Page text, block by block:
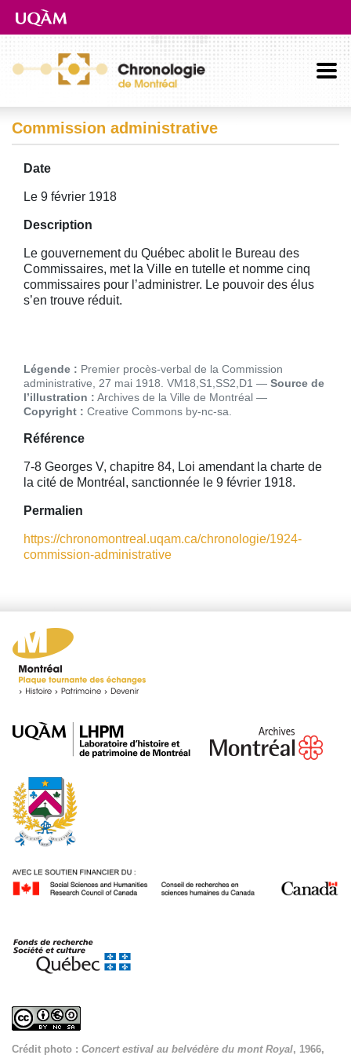
Aller directement au contenu principal
Commission administrative
Date
Le 9 février 1918
Description
Le gouvernement du Québec abolit le Bureau des
Commissaires, met la Ville en tutelle et nomme cinq
commissaires pour l’administrer. Le pouvoir des élus
s’en trouve réduit.
Légende : Premier procès-verbal de la Commission
administrative, 27 mai 1918. VM18,S1,SS2,D1
Source de
l’illustration : Archives de la Ville de Montréal
Copyright : Creative Commons by-nc-sa
Référence
7-8 Georges V, chapitre 84, Loi amendant la charte de
la cité de Montréal, sanctionnée le 9 février 1918.
Permalien
https://chronomontreal.uqam.ca/chronologie/1924-
commission-administrative
Crédit photo : Concert estival au belvédère du mont Royal, 1966,